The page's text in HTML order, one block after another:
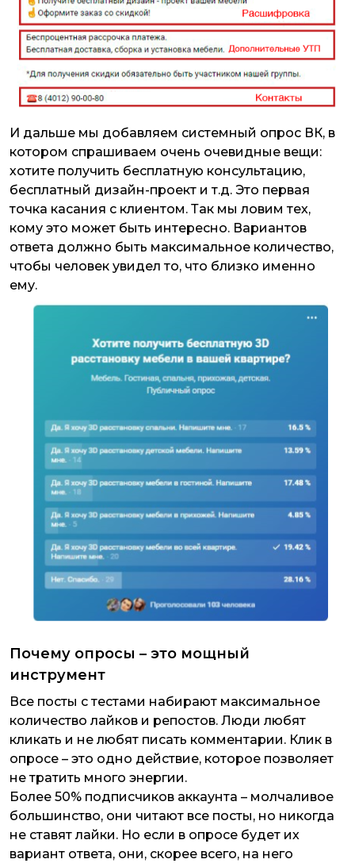
И дальше мы добавляем системный опрос ВК, в
котором спрашиваем очень очевидные вещи:
хотите получить бесплатную консультацию,
бесплатный дизайн-проект и т.д. Это первая
точка касания с клиентом. Так мы ловим тех,
кому это может быть интересно. Вариантов
ответа должно быть максимальное количество,
чтобы человек увидел то, что близко именно
ему.
Почему опросы – это мощный
инструмент
Все посты с тестами набирают максимальное
количество лайков и репостов. Люди любят
кликать и не любят писать комментарии. Клик в
опросе – это одно действие, которое позволяет
не тратить много энергии.
Более 50% подписчиков аккаунта – молчаливое
большинство, они читают все посты, но никогда
не ставят лайки. Но если в опросе будет их
вариант ответа, они, скорее всего, на него